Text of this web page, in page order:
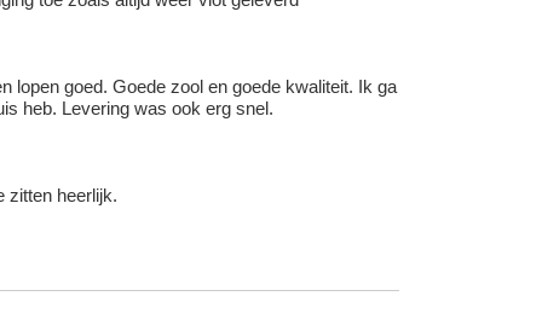
lopen goed. Goede zool en goede kwaliteit. Ik ga
heb. Levering was ook erg snel.
zitten heerlijk.